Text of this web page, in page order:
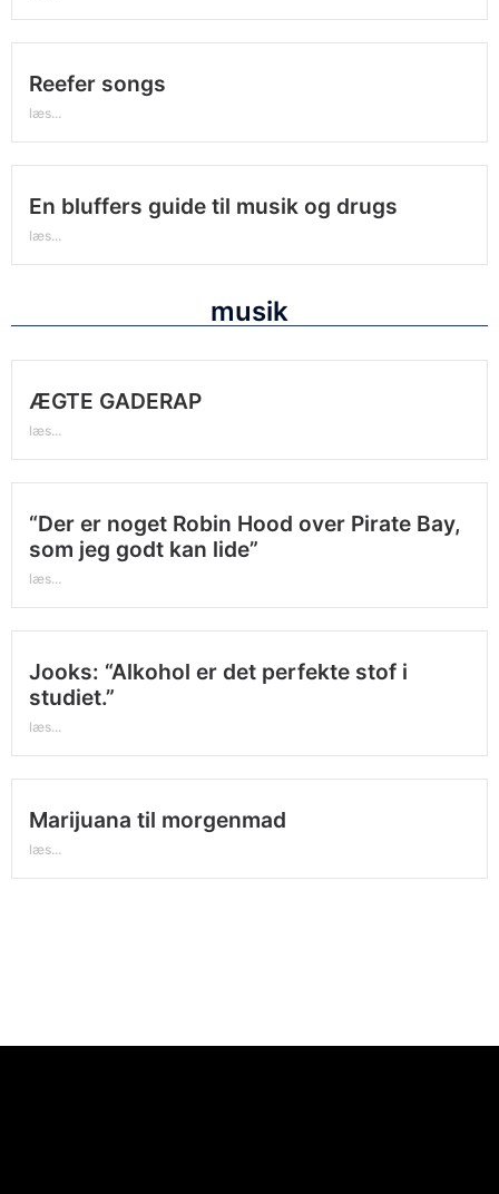
Reefer songs
læs...
En bluffers guide til musik og drugs
læs...
musik
ÆGTE GADERAP
læs...
“Der er noget Robin Hood over Pirate Bay,
som jeg godt kan lide”
læs...
Jooks: “Alkohol er det perfekte stof i
studiet.”
læs...
Marijuana til morgenmad
læs...